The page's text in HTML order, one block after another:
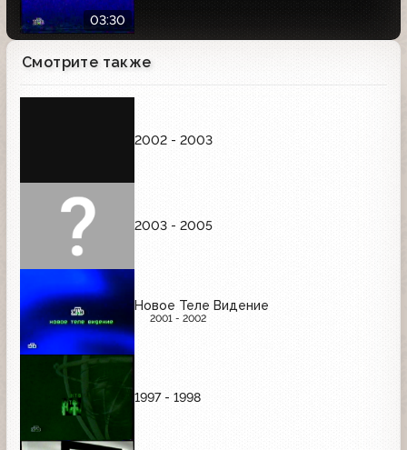
03:30
Смотрите также
2002 - 2003
2003 - 2005
Новое Теле Видение
2001 - 2002
1997 - 1998